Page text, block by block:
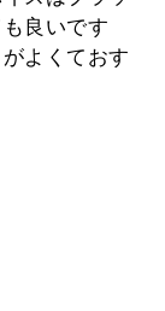
良いです
よくておす